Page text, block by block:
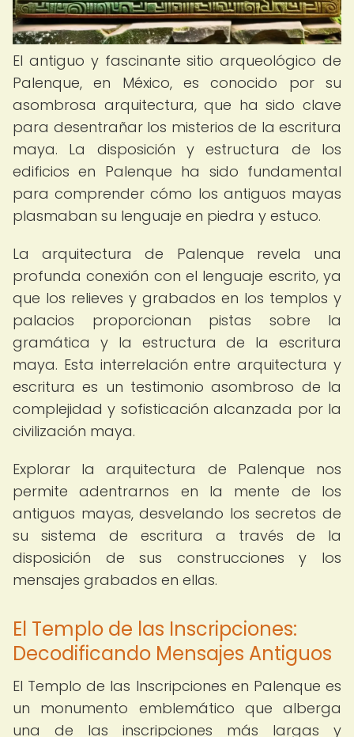
El antiguo y fascinante sitio arqueológico de
Palenque, en México, es conocido por su
asombrosa arquitectura, que ha sido clave
para desentrañar los misterios de la escritura
maya. La disposición y estructura de los
edificios en Palenque ha sido fundamental
para comprender cómo los antiguos mayas
plasmaban su lenguaje en piedra y estuco.
La arquitectura de Palenque revela una
profunda conexión con el lenguaje escrito, ya
que los relieves y grabados en los templos y
palacios proporcionan pistas sobre la
gramática y la estructura de la escritura
maya. Esta interrelación entre arquitectura y
escritura es un testimonio asombroso de la
complejidad y sofisticación alcanzada por la
civilización maya.
Explorar la arquitectura de Palenque nos
permite adentrarnos en la mente de los
antiguos mayas, desvelando los secretos de
su sistema de escritura a través de la
disposición de sus construcciones y los
mensajes grabados en ellas.
El Templo de las Inscripciones:
Decodificando Mensajes Antiguos
El Templo de las Inscripciones en Palenque es
un monumento emblemático que alberga
una de las inscripciones más largas y